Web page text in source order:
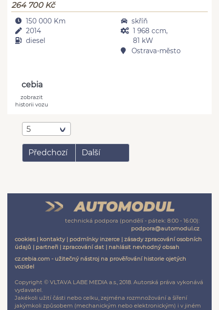
264 700 Kč
150 000 Km
2014
diesel
skříň
1 968 ccm,
81 kW
Ostrava-město
cebia
zobrazit
historii vozu
5
Předchozí Další
technická podpora (pondělí - pátek: 8:00 - 16:00):
podpora@automodul.cz
cookies| kontakty| podmínky inzerce | zásady zpracování osobních
údajů | partneři | zpracování dat | nahlásit nevhodný obsah
cz.cebia.com - užitečný nástroj na prověřování historie ojetých
vozidel
Copyright © VLTAVA LABE MEDIA a.s., 2018. Autorská práva vykonává
vydavatel.
Jakékoli užití části nebo celku, zejména rozmnožování a šíření
jakýmkoli způsobem (mechanickým nebo elektronickým) i v jiném